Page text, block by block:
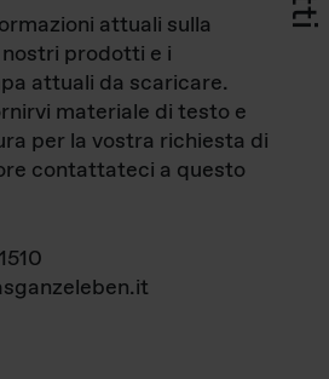
attuali sulla
prodotti e i
attuali da scaricare.
materiale di testo e
per la vostra richiesta di
contattateci a questo